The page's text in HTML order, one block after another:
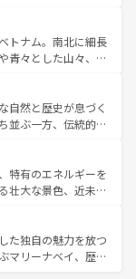
エティ豊かな料理
コンテンツ一覧を参
美を楽しむことが
のストリートフード
る。夜には、韓国な
力を心ゆくまで味
着の韓国情報はコンテンツ一
トナム。南北に細長
青々とした山々、世
の古い町並みやホ
も、独特の雰囲気を
豊かさとおいしさで
ーヒーなどは、ぜ
てもあたたかい人々
忘れられない旅にな
自然と歴史が息づく
並ぶ一方、伝統的な
マイなどの山岳地
ットやクラビの美し
ができる。タイ料理
にも異なる楽しみ
々、仏教を中心とし
れる旅人を魅了し続
特有のエネルギーを
壮大な景色、近未来
スポットが密集し
も魅力。息をのむよ
を存分に楽しみ尽く
た独自の魅力を放つ
マリーナベイ、歴史